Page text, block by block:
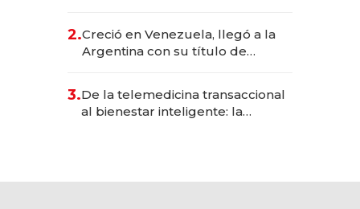
2.Creció en Venezuela, llegó a la
Argentina con su título de
las marcas "fast premium"
3.De la telemedicina transaccional
al bienestar inteligente: la